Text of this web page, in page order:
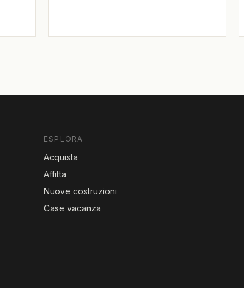
ESPLORA
Acquista
Affitta
Nuove costruzioni
Case vacanza